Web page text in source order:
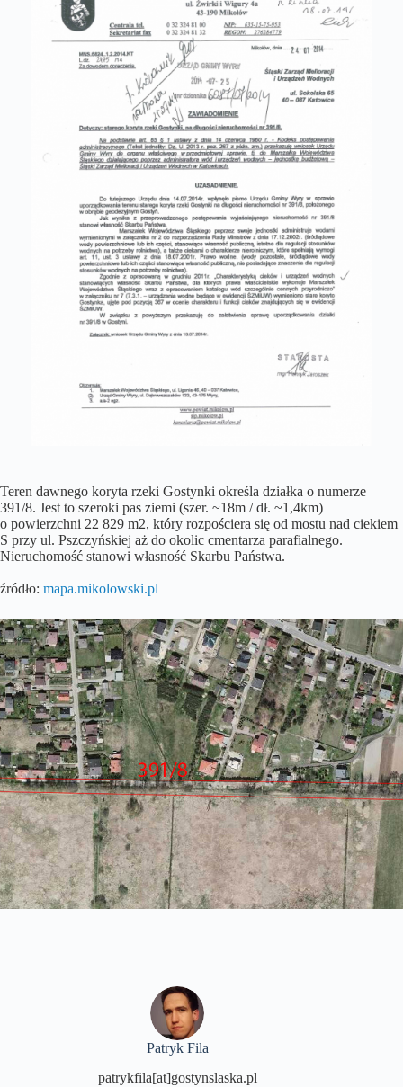
Teren dawnego koryta rzeki Gostynki określa działka o numerze
391/8. Jest to szeroki pas ziemi (szer. ~18m / dł. ~1,4km)
o powierzchni 22 829 m2, który rozpościera się od mostu nad ciekiem
S przy ul. Pszczyńskiej aż do okolic cmentarza parafialnego.
Nieruchomość stanowi własność Skarbu Państwa.
źródło: mapa.mikolowski.pl
Patryk Fila
patrykfila[at]gostynslaska.pl